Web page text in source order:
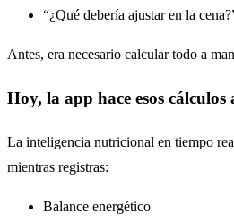
“¿Qué debería ajustar en la
Antes, era necesario calcular todo a
Hoy, la app hace esos
La inteligencia nutricional en tiempo
mientras registras:
Balance energético